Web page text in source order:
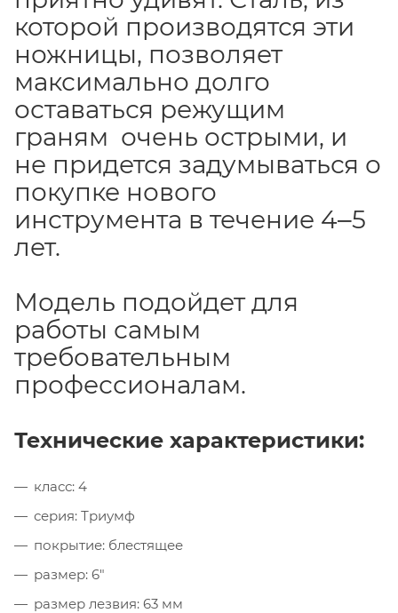
которой производятся эти
ножницы, позволяет
максимально долго
оставаться режущим
граням очень острыми, и
не придется задумываться о
покупке нового
инструмента в течение 4‒5
лет.
Модель подойдет для
работы самым
требовательным
профессионалам.
Технические характеристики:
класс: 4
серия: Триумф
покрытие: блестящее
размер: 6"
размер лезвия: 63 мм